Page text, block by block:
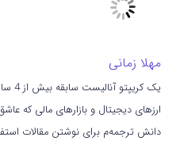
مهلا زمانی
یک
ارزهای دیجیتال و بازارهای مالی
دانش ترجمه‌م برای نوشتن مقالات